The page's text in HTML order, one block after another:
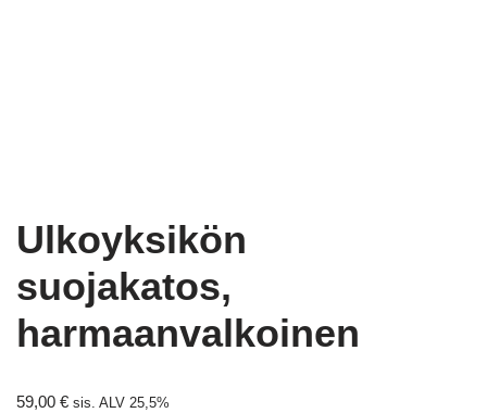
Ulkoyksikön
suojakatos,
harmaanvalkoinen
59,00 € sis. ALV 25,5%